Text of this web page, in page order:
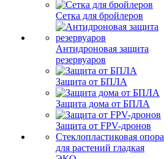
Сетка для бройлеров
Антидроновая защита
резервуаров
Защита от БПЛА
Защита дома от БПЛА
Защита от FPV-дронов
Стеклопластиковая опора
для растений гладкая